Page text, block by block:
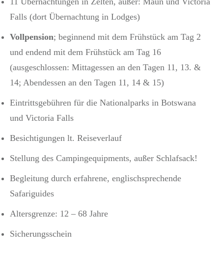
Falls (dort Übernachtung in Lodges)
Vollpension; beginnend mit dem Frühstück am Tag 2
und endend mit dem Frühstück am Tag 16
(ausgeschlossen: Mittagessen an den Tagen 11, 13. &
14; Abendessen an den Tagen 11, 14 & 15)
Eintrittsgebühren für die Nationalparks in Botswana
und Victoria Falls
Besichtigungen lt. Reiseverlauf
Stellung des Campingequipments, außer Schlafsack!
Begleitung durch erfahrene, englischsprechende
Safariguides
Altersgrenze: 12 – 68 Jahre
Sicherungsschein